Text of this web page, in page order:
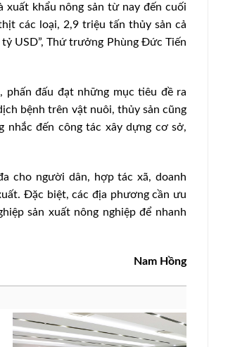
xuất khẩu nông sản từ nay đến cuối
các loại, 2,9 triệu tấn thủy sản cả
USD”, Thứ trưởng Phùng Đức Tiến
phấn đấu đạt những mục tiêu đề ra
bệnh trên vật nuôi, thủy sản cũng
nhắc đến công tác xây dựng cơ sở,
cho người dân, hợp tác xã, doanh
Đặc biệt, các địa phương cần ưu
sản xuất nông nghiệp để nhanh
Nam Hồng